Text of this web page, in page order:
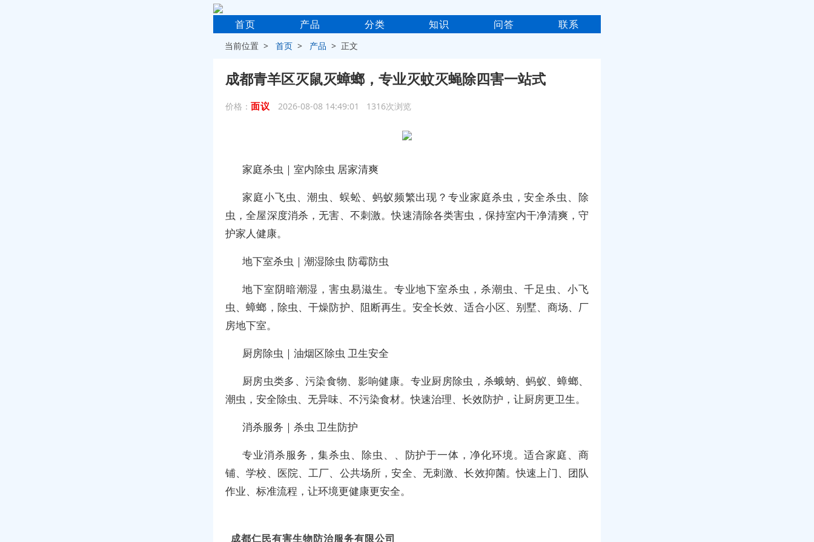
首页 产品 分类 知识 问答 联系
当前位置 >首页 > 产品 > 正文
成都青羊区灭鼠灭蟑螂，专业灭蚊灭蝇除四害一站式
价格： 面议 2026-08-08 14:49:01 1316次浏览
家庭杀虫｜室内除虫 居家清爽
家庭小飞虫、潮虫、蜈蚣、蚂蚁频繁出现？专业家庭杀虫，安全杀虫、除
虫，全屋深度消杀，无害、不刺激。快速清除各类害虫，保持室内干净清爽，守
护家人健康。
地下室杀虫｜潮湿除虫 防霉防虫
地下室阴暗潮湿，害虫易滋生。专业地下室杀虫，杀潮虫、千足虫、小飞
虫、蟑螂，除虫、干燥防护、阻断再生。安全长效、适合小区、别墅、商场、厂
房地下室。
厨房除虫｜油烟区除虫 卫生安全
厨房虫类多、污染食物、影响健康。专业厨房除虫，杀蛾蚋、蚂蚁、蟑螂、
潮虫，安全除虫、无异味、不污染食材。快速治理、长效防护，让厨房更卫生。
消杀服务｜杀虫 卫生防护
专业消杀服务，集杀虫、除虫、、防护于一体，净化环境。适合家庭、商
铺、学校、医院、工厂、公共场所，安全、无刺激、长效抑菌。快速上门、团队
作业、标准流程，让环境更健康更安全。
成都仁民有害生物防治服务有限公司